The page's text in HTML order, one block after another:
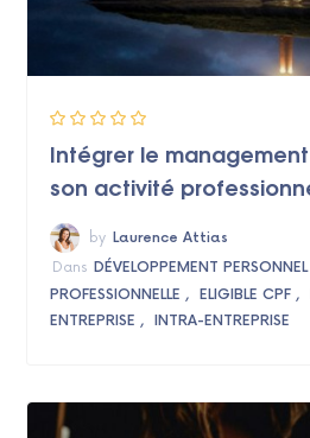
Intégrer le
son activité
by Laurence Attias
Dans DÉVELOPPEMENT PERSONNEL
PROFESSIONNELLE
ELIGIBLE CPF
ENTREPRISE
INTRA-ENTREPRISE